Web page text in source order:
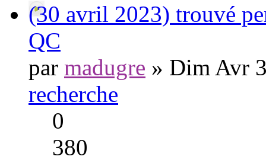
(30 avril 2023) trouvé
QC
par madugre » Dim Avr
recherche
0
380